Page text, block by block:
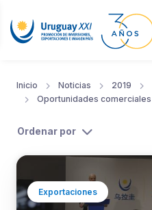
Inicio Noticias 2019
Oportunidades comerciales
Ordenar por
Exportaciones